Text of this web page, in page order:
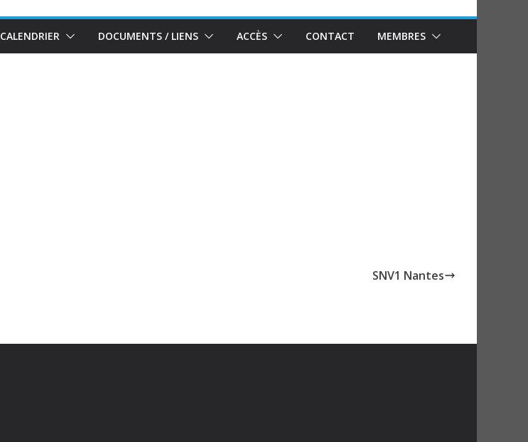
CALENDRIER DOCUMENTS / LIENS ACCÈS CONTACT MEMBRES
SNV1 Nantes